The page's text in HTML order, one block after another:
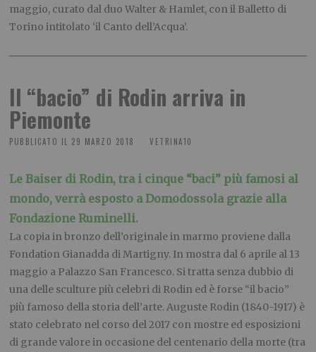
maggio, curato dal duo Walter & Hamlet, con il Balletto di
Torino intitolato ‘il Canto dell’Acqua’.
Il “bacio” di Rodin arriva in
Piemonte
PUBBLICATO IL 29 MARZO 2018 VETRINA10
Le Baiser di Rodin, tra i cinque “baci” più famosi al
mondo, verrà esposto a Domodossola grazie alla
Fondazione Ruminelli.
La copia in bronzo dell’originale in marmo proviene dalla
Fondation Gianadda di Martigny. In mostra dal 6 aprile al 13
maggio a Palazzo San Francesco. Si tratta senza dubbio di
una delle sculture più celebri di Rodin ed è forse “il bacio”
più famoso della storia dell’arte. Auguste Rodin (1840-1917) è
stato celebrato nel corso del 2017 con mostre ed esposizioni
di grande valore in occasione del centenario della morte (tra